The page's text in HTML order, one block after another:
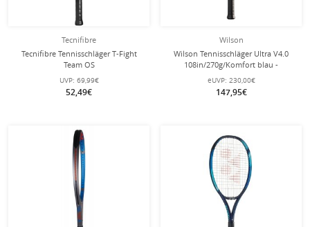
Tecnifibre
Tecnifibre Tennisschläger T-Fight
Team OS
weiss/schwarz - besaitet -
UVP: 69,99€
52,49€
Wilson
Wilson Tennisschläger Ultra V4.0
108in/270g/Komfort blau -
eUVP: 230,00€
147,95€